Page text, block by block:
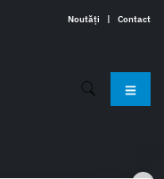
Noutăți | Contact